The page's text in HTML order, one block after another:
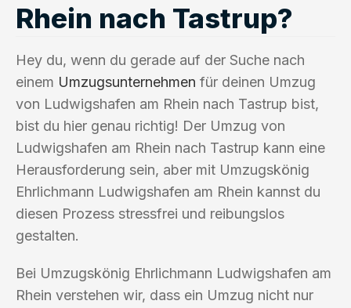
Rhein nach Tastrup?
Hey du, wenn du gerade auf der Suche nach
einem Umzugsunternehmen für deinen Umzug
von Ludwigshafen am Rhein nach Tastrup bist,
bist du hier genau richtig! Der Umzug von
Ludwigshafen am Rhein nach Tastrup kann eine
Herausforderung sein, aber mit Umzugskönig
Ehrlichmann Ludwigshafen am Rhein kannst du
diesen Prozess stressfrei und reibungslos
gestalten.
Bei Umzugskönig Ehrlichmann Ludwigshafen am
Rhein verstehen wir, dass ein Umzug nicht nur